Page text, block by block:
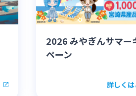
2026 みやぎんサマー
ペーン
詳しくは